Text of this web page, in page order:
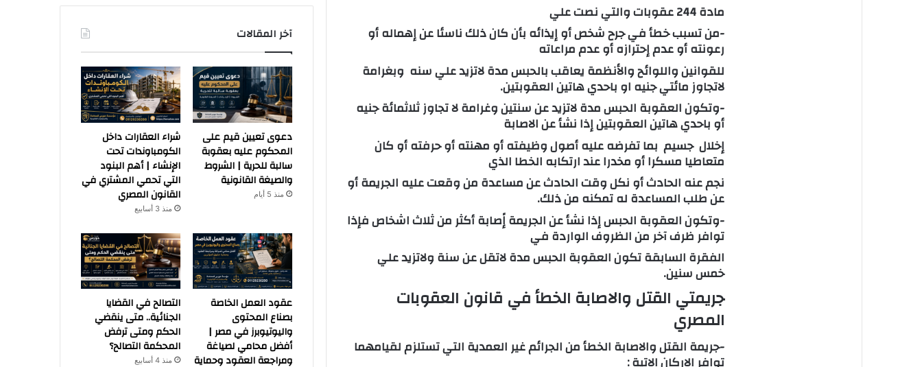
مادة 244 عقوبات والتي نصت علي
-من تسبب خطأ في جرح شخص أو إيذائه بأن كان ذلك ناسئا عن إهماله أو
رعونته أو عدم إحترازه أو عدم مراعاته
للقوانين واللوائح والأنظمة يعاقب بالحبس مدة لاتزيد علي سنه وبغرامة
لاتجاوز مائتي جنيه او باحدي هاتين العقوبتين.
-وتكون العقوبة الحبس مدة لاتزيد عن سنتين وغرامة لا تجاوز ثلاثمائة جنيه
أو باحدي هاتين العقوبتين إذا نشأ عن الاصابة
إخلال جسيم بما تفرضه عليه أصول وظيفته أو مهنته أو حرفته أو كان
متعاطيا مسكرا أو مخدرا عند ارتكابه الخطا الذي
نجم عنه الحادث أو نكل وقت الحادث عن مساعدة من وقعت عليه الجريمة أو
عن طلب المساعدة له تمكنه من ذلك.
-وتكون العقوبة الحبس إذا نشأ عن الجريمة إًصابة أكثر من ثلاث اشخاص فإذا
توافر ظرف آخر من الظروف الواردة في
الفقرة السابقة تكون العقوبة الحبس مدة لاتقل عن سنة ولاتزيد علي
خمس سنين.
جريمتي القتل والاصابة الخطأ في قانون العقوبات
المصري
-جريمة القتل والاصابة الخطأ من الجرائم غير العمدية التي تستلزم لقيامهما
آخر المقالات
دعوى تعيين قيم على
المحكوم عليه بعقوبة
سالبة للحرية | الشروط
والصيغة القانونية
منذ 5 أيام
شراء العقارات داخل
الكومباوندات تحت
الإنشاء | أهم البنود
التي تحمي المشتري في
القانون المصري
منذ 3 أسابيع
عقود العمل الخاصة
بصناع المحتوى
واليوتيوبرز في مصر |
أفضل محامي لصياغة
ومراجعة العقود وحماية
التصالح في القضايا
الجنائية.. متى ينقضي
الحكم ومتى ترفض
المحكمة التصالح؟
منذ 4 أسابيع